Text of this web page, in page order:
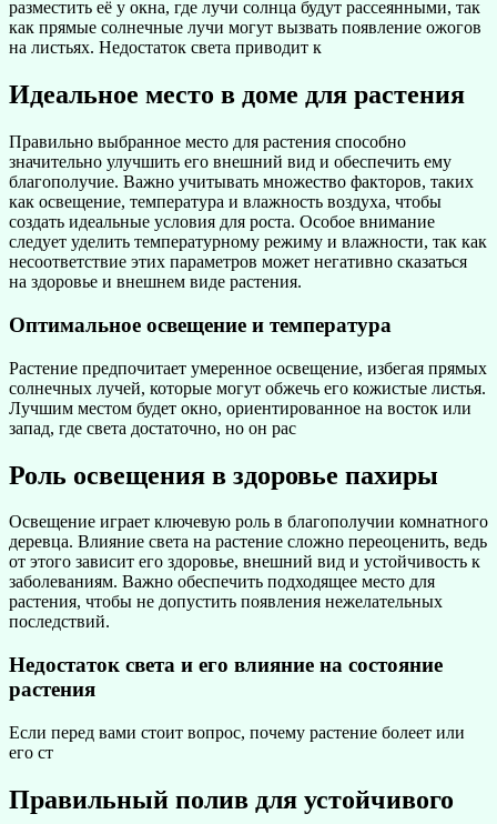
разместить её у окна, где лучи солнца будут рассеянными, так
как прямые солнечные лучи могут вызвать появление ожогов
на листьях. Недостаток света приводит к
Идеальное место в доме для растения
Правильно выбранное место для растения способно
значительно улучшить его внешний вид и обеспечить ему
благополучие. Важно учитывать множество факторов, таких
как освещение, температура и влажность воздуха, чтобы
создать идеальные условия для роста. Особое внимание
следует уделить температурному режиму и влажности, так как
несоответствие этих параметров может негативно сказаться
на здоровье и внешнем виде растения.
Оптимальное освещение и температура
Растение предпочитает умеренное освещение, избегая прямых
солнечных лучей, которые могут обжечь его кожистые листья.
Лучшим местом будет окно, ориентированное на восток или
запад, где света достаточно, но он рас
Роль освещения в здоровье пахиры
Освещение играет ключевую роль в благополучии комнатного
деревца. Влияние света на растение сложно переоценить, ведь
от этого зависит его здоровье, внешний вид и устойчивость к
заболеваниям. Важно обеспечить подходящее место для
растения, чтобы не допустить появления нежелательных
последствий.
Недостаток света и его влияние на состояние
растения
Если перед вами стоит вопрос, почему растение болеет или
его ст
Правильный полив для устойчивого